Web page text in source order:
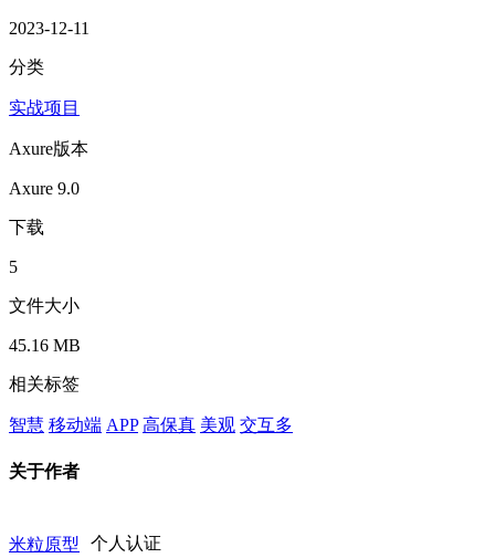
2023-12-11
分类
实战项目
Axure版本
Axure 9.0
下载
5
文件大小
45.16 MB
相关标签
智慧 移动端 APP 高保真 美观 交互多
关于作者
米粒原型
个人认证